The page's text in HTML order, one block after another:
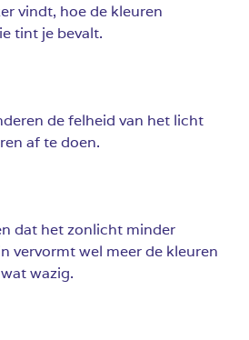
vindt, hoe de kleuren
tint je bevalt.
de felheid van het licht
af te doen.
dat het zonlicht minder
vervormt wel meer de kleuren
wazig.